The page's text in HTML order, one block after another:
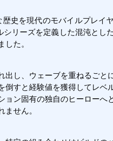
史を現代のモバイルプレイ
リーズを定義した混沌とし
た。
し、ウェーブを重ねるごと
すと経験値を獲得してレベ
ン固有の独自のヒーローへ
せん。